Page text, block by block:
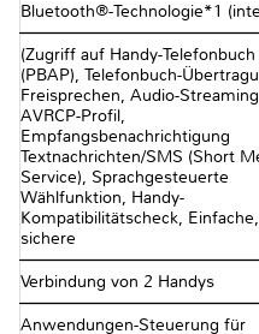
Bluetooth®-Technologie*1
(Zugriff auf Handy-Telefonbuch
(PBAP), Telefonbuch-
Freisprechen, Audio-
AVRCP-Profil,
Empfangsbenachrichtigung
Textnachrichten/SMS (Short
Service), Sprachgesteuerte
Wählfunktion, Handy-
Kompatibilitätscheck, Einfache,
sichere
Verbindung von 2 Handys
Anwendungen-Steuerung für